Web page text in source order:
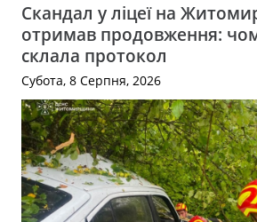
Скандал у ліцеї на
отримав продовження:
склала протокол
Субота, 8 Серпня, 2026